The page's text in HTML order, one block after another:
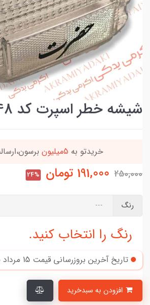
شیشه خطر اسپرت کد 0965548
خریدتو به 5میلیون
250,000
191,000 تومان 24%
رنگ
رنگ را انتخاب کنید.
تاریخ آخرین بروزرسانی قیمت 15 مرداد 1405